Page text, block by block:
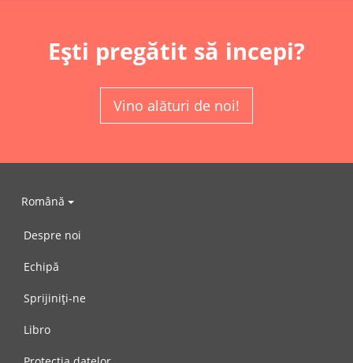
Ești pregătit să incepi?
Vino alături de noi!
Română
Despre noi
Echipă
Sprijiniți-ne
Libro